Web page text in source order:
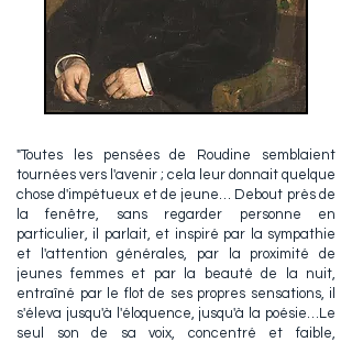
"Toutes les pensées de Roudine semblaient
tournées vers l'avenir ; cela leur donnait quelque
chose d'impétueux et de jeune… Debout près de
la fenêtre, sans regarder personne en
particulier, il parlait, et inspiré par la sympathie
et l'attention générales, par la proximité de
jeunes femmes et par la beauté de la nuit,
entraîné par le flot de ses propres sensations, il
s'éleva jusqu'à l'éloquence, jusqu'à la poésie…Le
seul son de sa voix, concentré et faible,